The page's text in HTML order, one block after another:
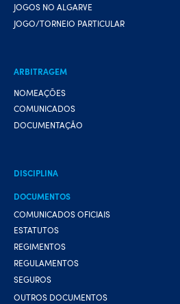
JOGOS NO ALGARVE
JOGO/TORNEIO PARTICULAR
ARBITRAGEM
NOMEAÇÕES
COMUNICADOS
DOCUMENTAÇÃO
DISCIPLINA
DOCUMENTOS
COMUNICADOS OFICIAIS
ESTATUTOS
REGIMENTOS
REGULAMENTOS
SEGUROS
OUTROS DOCUMENTOS